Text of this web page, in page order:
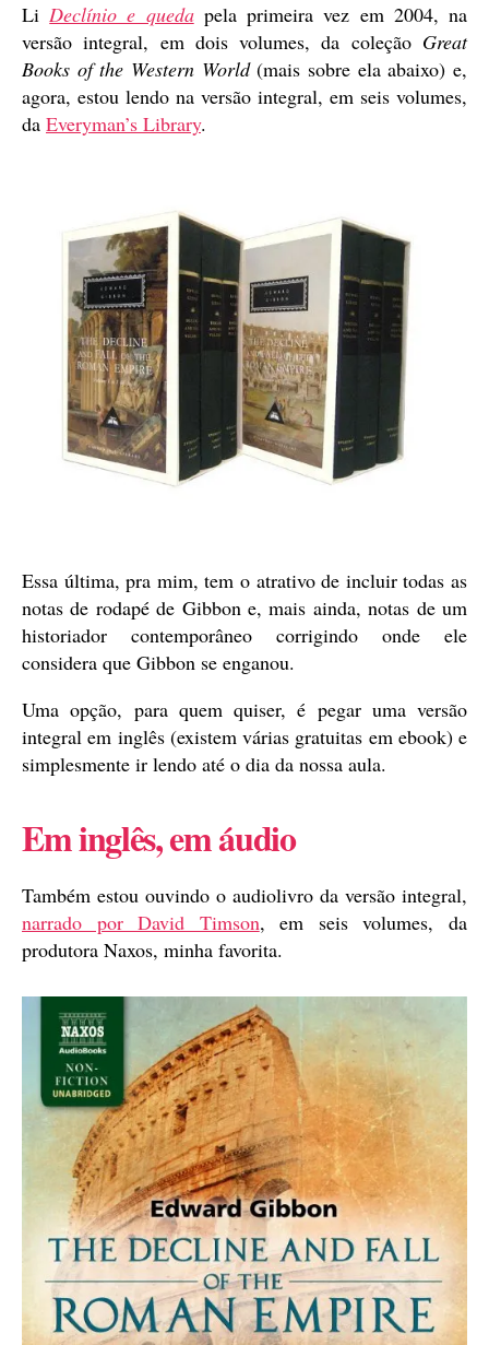
LiDeclínio e quedapela primeira vez em 2004, na
versão integral, em dois volumes, da coleção Great
Books of the Western World(mais sobre ela abaixo) e,
agora, estou lendo na versão integral, em seis volumes,
da Everyman’s Library.
Essa última, pra mim, tem o atrativo de incluir todas as
notas de rodapé de Gibbon e, mais ainda, notas de um
historiador contemporâneo corrigindo onde ele
considera que Gibbon se enganou.
Uma opção, para quem quiser, é pegar uma versão
integral em inglês (existem várias gratuitas em ebook) e
simplesmente ir lendo até o dia da nossa aula.
Em inglês, em áudio
Também estou ouvindo o audiolivro da versão integral,
narrado por David Timson, em seis volumes, da
produtora Naxos, minha favorita.